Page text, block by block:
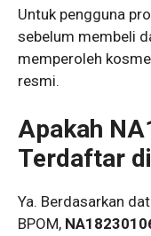
Untuk pengguna
sebelum membeli
memperoleh
resmi.
Apakah
Terdaftar
Ya. Berdasarkan
BPOM,